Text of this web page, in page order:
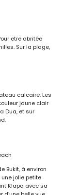
etre abritée
Sur la plage,
calcaire. Les
jaune clair
Dua, et sur
Bukit, à environ
jolie petite
Klapa avec sa